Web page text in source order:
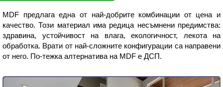
MDF предлага една от най-добрите комбинации от цена и
качество. Този материал има редица несъмнени предимства:
здравина, устойчивост на влага, екологичност, лекота на
обработка. Врати от най-сложните конфигурации са направени
от него. По-тежка алтернатива на MDF е ДСП.